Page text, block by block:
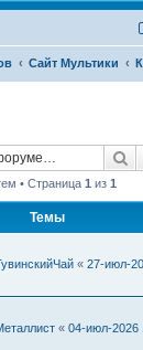
Сайт Мультики
• Страница 1 из 1
Темы
« 27-июл-
« 04-июл-2026